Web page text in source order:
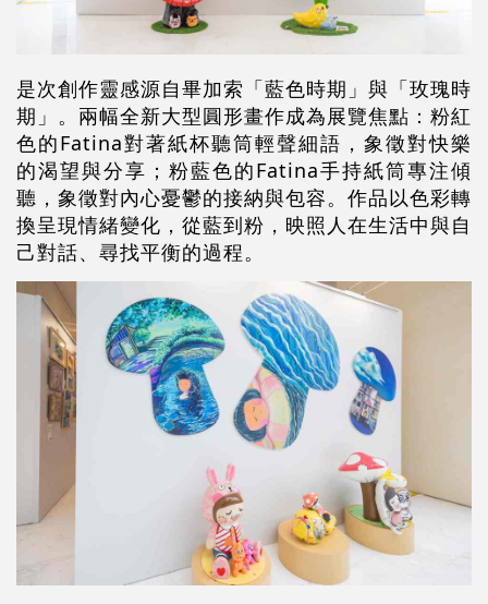
是次創作靈感源自畢加索「藍色時期」與「玫瑰時
期」。兩幅全新大型圓形畫作成為展覽焦點：粉紅
色的Fatina對著紙杯聽筒輕聲細語，象徵對快樂
的渴望與分享；粉藍色的Fatina手持紙筒專注傾
聽，象徵對內心憂鬱的接納與包容。作品以色彩轉
換呈現情緒變化，從藍到粉，映照人在生活中與自
己對話、尋找平衡的過程。